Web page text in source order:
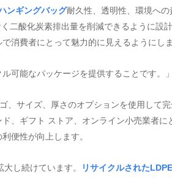
ンギングバッグ耐久性、透明性、環境へ
二酸化炭素排出量を削減できるように
消費者にとって魅力的に見えるようにしま
可能なパッケージを提供することです。」
、サイズ、厚さのオプションを使用して
、ギフト ストア、オンライン小売業者
便性が向上します。
し続けています。 リサイクルされた